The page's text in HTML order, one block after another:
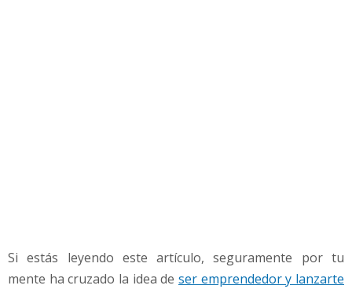
e
r
Si estás leyendo este artículo, seguramente por tu
mente ha cruzado la idea de ser emprendedor y lanzarte